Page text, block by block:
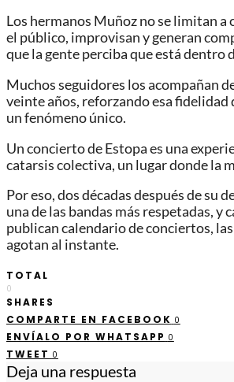
Los hermanos Muñoz no se limitan a
el público, improvisan y generan
que la gente perciba que está dentro
Muchos seguidores los acompañan
veinte años, reforzando esa fidelidad
un fenómeno único.
Un concierto de Estopa es una
catarsis colectiva, un lugar donde la
Por eso, dos décadas después de su
una de las bandas más respetadas, y
publican calendario de conciertos,
agotan al instante.
TOTAL
0
SHARES
COMPARTE EN FACEBOOK 0
ENVÍALO POR WHATSAPP 0
TWEET 0
Deja una respuesta